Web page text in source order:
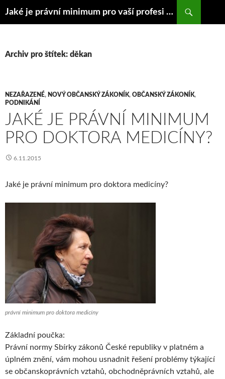
Jaké je právní minimum pro vaší profesi nebo jinou oblast vašeho života?
Archiv pro štítek: děkan
NEZAŘAZENÉ, NOVÝ OBČANSKÝ ZÁKONÍK, OBČANSKÝ ZÁKONÍK,
PODNIKÁNÍ
JAKÉ JE PRÁVNÍ MINIMUM
PRO DOKTORA MEDICÍNY?
6.11.2015
Jaké je právní minimum pro doktora medicíny?
právní minimum pro doktora medicíny
Základní poučka:
Právní normy Sbírky zákonů České republiky v platném a
úplném znění, vám mohou usnadnit řešení problémy týkající
se občanskoprávních vztahů, obchodněprávních vztahů, ale